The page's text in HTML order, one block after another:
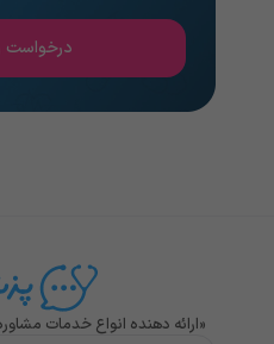
درخواست
«ارائه دهنده انواع خدمات